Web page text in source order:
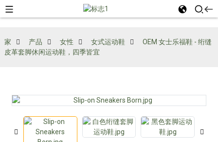
家 产品 女性 女式运动鞋
OEM 女士乐福鞋 - 绗缝
皮革套脚休闲运动鞋，四季皆宜